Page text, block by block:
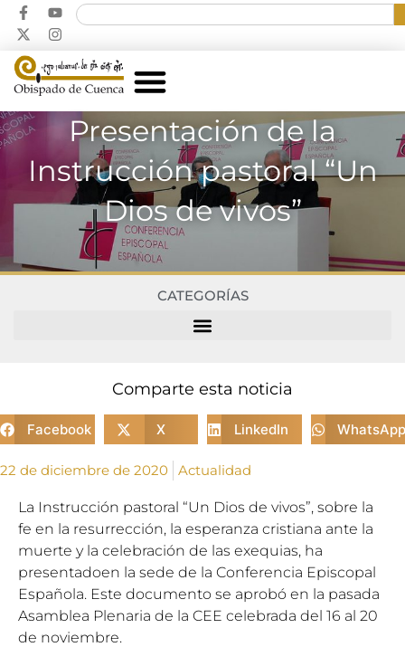
Presentación de la
Instrucción pastoral “Un
Dios de vivos”
CATEGORÍAS
Comparte esta noticia
Facebook X LinkedIn WhatsApp
22 de diciembre de 2020 Actualidad
La Instrucción pastoral “Un Dios de vivos”, sobre la
fe en la resurrección, la esperanza cristiana ante la
muerte y la celebración de las exequias, ha
presentadoen la sede de la Conferencia Episcopal
Española. Este documento se aprobó en la pasada
Asamblea Plenaria de la CEE celebrada del 16 al 20
de noviembre.